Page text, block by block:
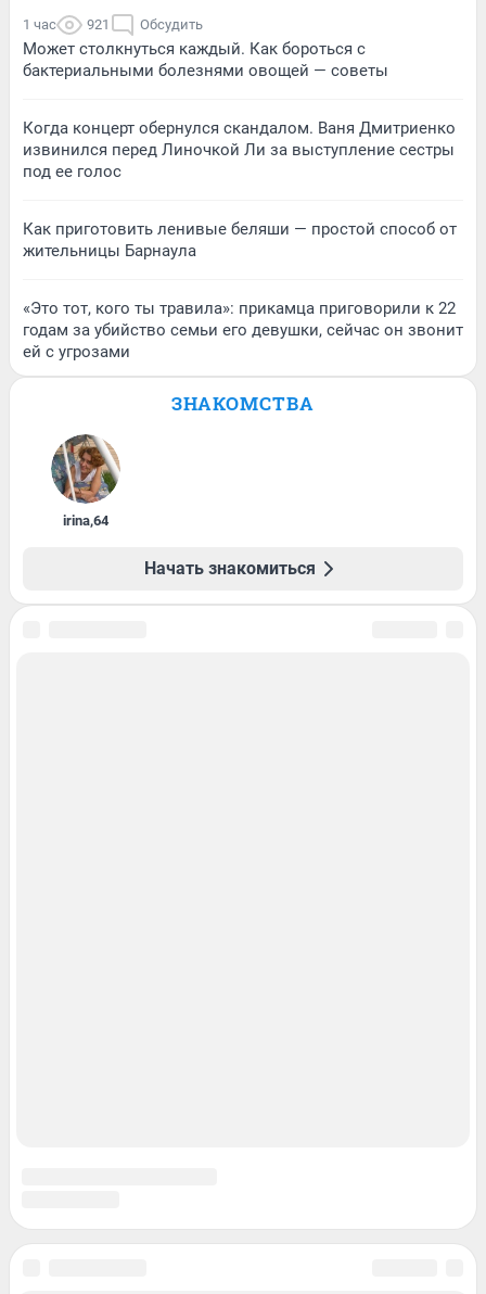
1 час 921 Обсудить
Может столкнуться каждый. Как бороться с
бактериальными болезнями овощей — советы
Когда концерт обернулся скандалом. Ваня Дмитриенко
извинился перед Линочкой Ли за выступление сестры
под ее голос
Как приготовить ленивые беляши — простой способ от
жительницы Барнаула
«Это тот, кого ты травила»: прикамца приговорили к 22
годам за убийство семьи его девушки, сейчас он звонит
ей с угрозами
ЗНАКОМСТВА
irina,64
Начать знакомиться